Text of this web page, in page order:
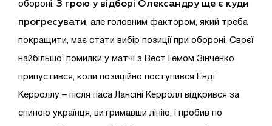
обороні. З грою у відборі Олександру ще є куди
прогресувати , але головним фактором, який треба
покращити, має стати вибір позиції при обороні. Своєї
найбільшої помилки у матчі з Вест Гемом Зінченко
припустився, коли позиційно поступився Енді
Керроллу – після паса Лансіні Керролл відкрився за
спиною українця, витримавши лінію, і пробив по